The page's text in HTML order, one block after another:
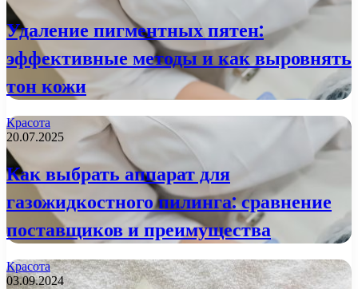
Удаление пигментных пятен:
эффективные методы и как выровнять
тон кожи
Красота
20.07.2025
Как выбрать аппарат для
газожидкостного пилинга: сравнение
поставщиков и преимущества
Красота
03.09.2024